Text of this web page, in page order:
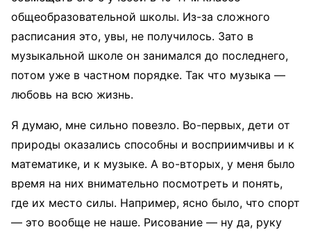
общеобразовательной школы. Из-за сложного
расписания это, увы, не получилось. Зато в
музыкальной школе он занимался до последнего,
потом уже в частном порядке. Так что музыка —
любовь на всю жизнь.
Я думаю, мне сильно повезло. Во-первых, дети от
природы оказались способны и восприимчивы и к
математике, и к музыке. А во-вторых, у меня было
время на них внимательно посмотреть и понять,
где их место силы. Например, ясно было, что спорт
— это вообще не наше. Рисование — ну да, руку